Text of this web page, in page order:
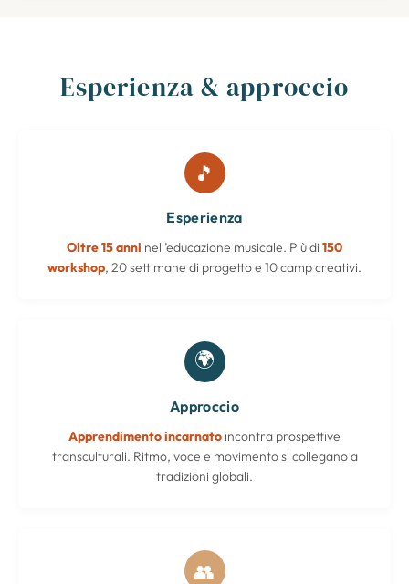
Esperienza & approccio
🎵
Esperienza
Oltre 15 anni nell’educazione musicale. Più di 150
workshop, 20 settimane di progetto e 10 camp creativi.
🌍
Approccio
Apprendimento incarnato incontra prospettive
transculturali. Ritmo, voce e movimento si collegano a
tradizioni globali.
👥